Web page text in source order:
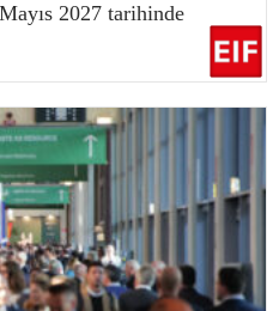
2027 tarihinde